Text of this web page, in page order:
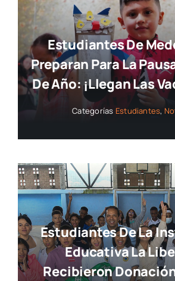
Estudiantes De
Preparan Para La
De Año: ¡llegan Las
Categorías Estudiantes,
Estudiantes De La
Educativa La
Recibieron